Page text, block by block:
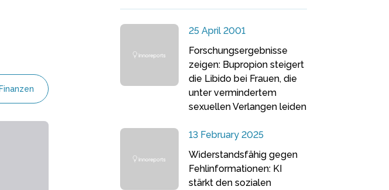
25 April 2001
Forschungsergebnisse
zeigen: Bupropion steigert
die Libido bei Frauen, die
unter vermindertem
sexuellen Verlangen leiden
13 February 2025
Widerstandsfähig gegen
Fehlinformationen: KI
stärkt den sozialen